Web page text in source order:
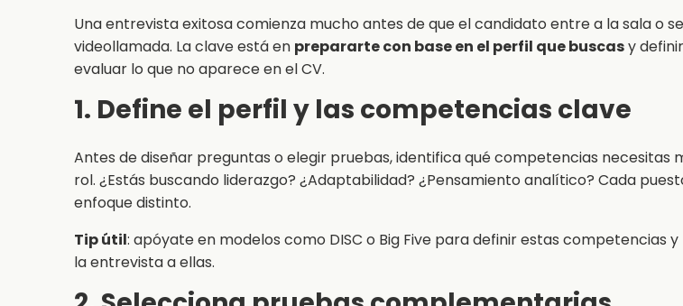
Una entrevista exitosa comienza mucho antes de que el candidato entre a la sala o
videollamada. La clave está en prepararte con base en el perfil que buscasy
evaluar lo que no aparece en el CV.
1. Define el perfil y las competencias clave
Antes de diseñar preguntas o elegir pruebas, identifica qué competencias necesitas
rol. ¿Estás buscando liderazgo? ¿Adaptabilidad? ¿Pensamiento analítico? Cada
enfoque distinto.
Tip útil: apóyate en modelos como DISC o Big Five para definir estas competencias
la entrevista a ellas.